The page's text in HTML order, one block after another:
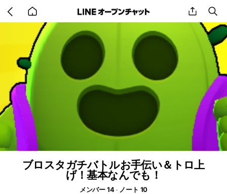
back
to
home
share
ブロスタガチバトルお手伝い＆トロ上
げ！基本なんでも！
メンバー 14
ノート 10